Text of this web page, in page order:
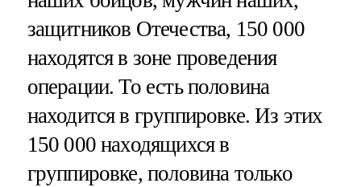
защитников Отечества, 150 000
находятся в зоне проведения
операции. То есть половина
находится в группировке. Из этих
150 000 находящихся в
группировке, половина только